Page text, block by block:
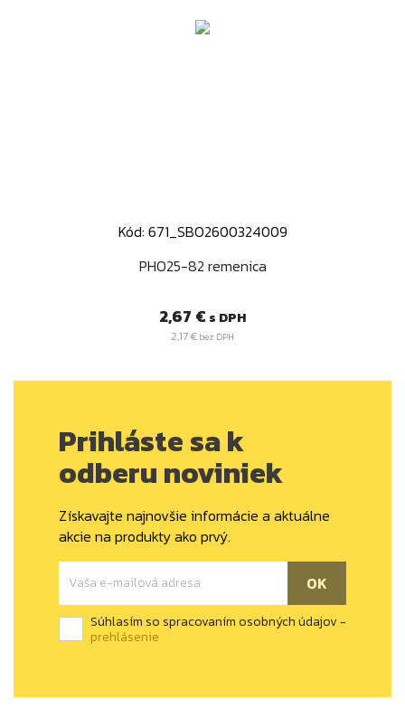
Kód: 671_SBO2600324009
PHO25-82 remenica
Cena
2,67 € s DPH
2,17 € bez DPH
Prihláste sa k
odberu noviniek
Získavajte najnovšie informácie a aktuálne
akcie na produkty ako prvý.
Súhlasím so spracovaním osobných údajov -
prehlásenie